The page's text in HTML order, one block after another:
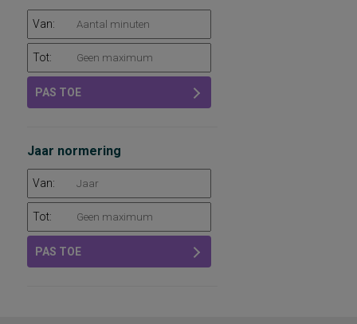
Van:
Tot:
PAS TOE
Jaar normering
Van:
Tot:
PAS TOE